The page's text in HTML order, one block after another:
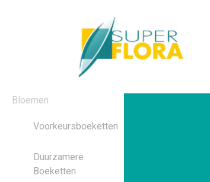
Bloemen
Voorkeursboeketten
Duurzamere
Boeketten